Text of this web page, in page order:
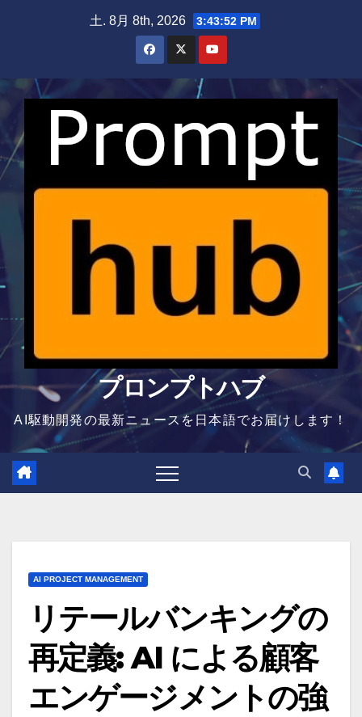
土. 8月 8th, 2026 3:43:53 PM
プロンプトハブ
AI駆動開発の最新ニュースを日本語でお届けします！
AI PROJECT MANAGEMENT
リテールバンキングの
再定義: AI による顧客
エンゲージメントの強